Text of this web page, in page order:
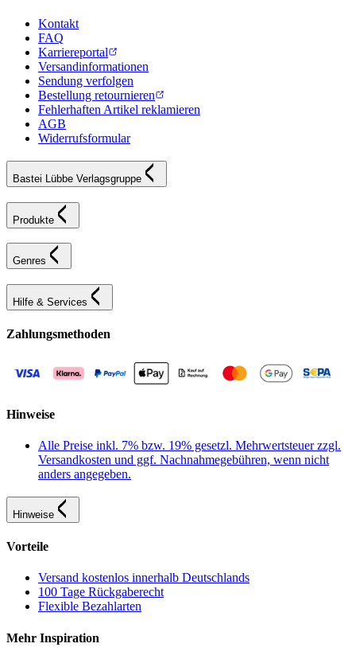
Kontakt
FAQ
Karriereportal
Versandinformationen
Sendung verfolgen
Bestellung retournieren
Fehlerhaften Artikel reklamieren
AGB
Widerrufsformular
Bastei Lübbe Verlagsgruppe
Produkte
Genres
Hilfe & Services
Zahlungsmethoden
Hinweise
Alle Preise inkl. 7% bzw. 19% gesetzl. Mehrwertsteuer zzgl.
Versandkosten und ggf. Nachnahmegebühren, wenn nicht
anders angegeben.
Hinweise
Vorteile
Versand kostenlos innerhalb Deutschlands
100 Tage Rückgaberecht
Flexible Bezahlarten
Mehr Inspiration